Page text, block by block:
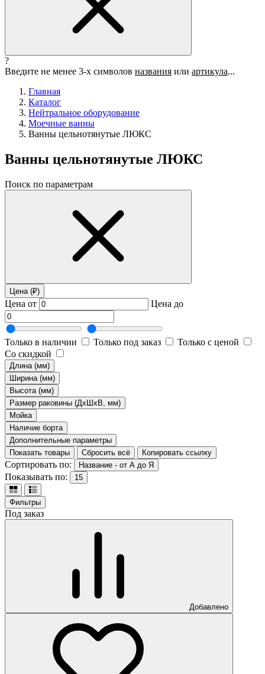
?
Введите не менее 3-х символов названия или артикула...
Главная
Каталог
Нейтральное оборудование
Моечные ванны
Ванны цельнотянутые ЛЮКС
Ванны цельнотянутые ЛЮКС
Поиск по параметрам
Цена (₽)
Цена от Цена до
Только в наличии Только под заказ
Только с ценой
Со скидкой
Длина (мм)
Ширина (мм)
Высота (мм)
Размер раковины (ДхШхВ, мм)
Мойка
Наличие борта
Дополнительные параметры
Показать товары
Сбросить всё Копировать ссылку
Сортировать по: Название - от А до Я
Показывать по: 15
Фильтры
Под заказ
Добавлено